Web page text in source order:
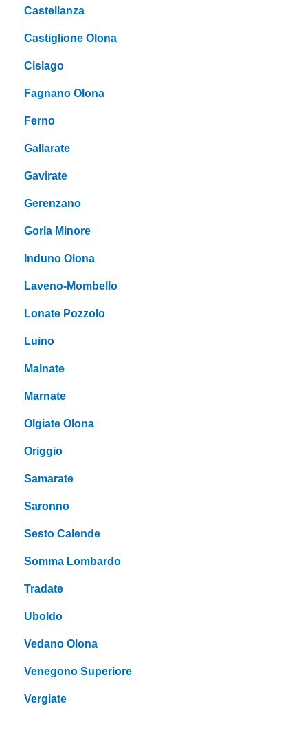
Castellanza
Castiglione Olona
Cislago
Fagnano Olona
Ferno
Gallarate
Gavirate
Gerenzano
Gorla Minore
Induno Olona
Laveno-Mombello
Lonate Pozzolo
Luino
Malnate
Marnate
Olgiate Olona
Origgio
Samarate
Saronno
Sesto Calende
Somma Lombardo
Tradate
Uboldo
Vedano Olona
Venegono Superiore
Vergiate